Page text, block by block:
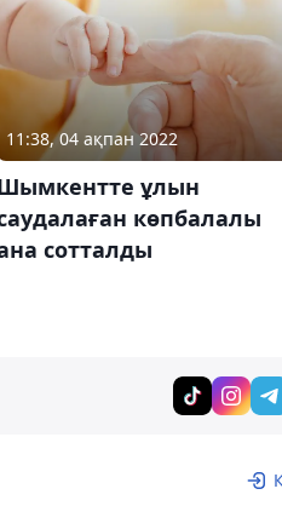
11:38, 04 ақпан 2022
ұлын
көпбалалы
сотталды